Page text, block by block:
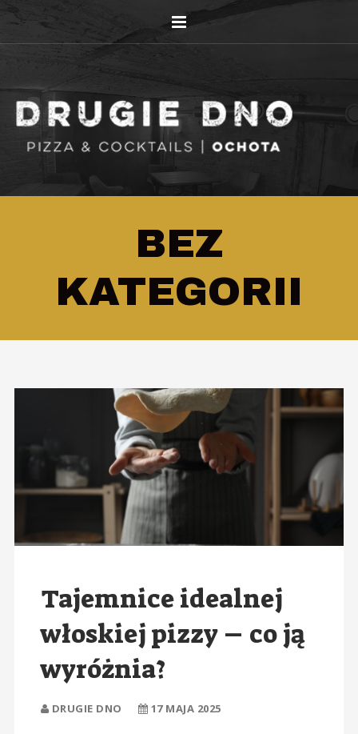
BEZ
KATEGORII
Tajemnice idealnej
włoskiej pizzy – co ją
wyróżnia?
DRUGIE DNO 17 MAJA 2025